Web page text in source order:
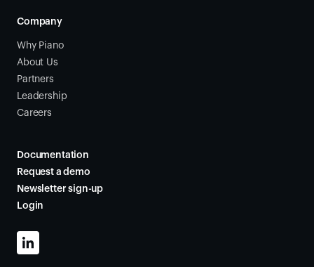
Company
Why Piano
About Us
Partners
Leadership
Careers
Documentation
Request a demo
Newsletter sign-up
Login